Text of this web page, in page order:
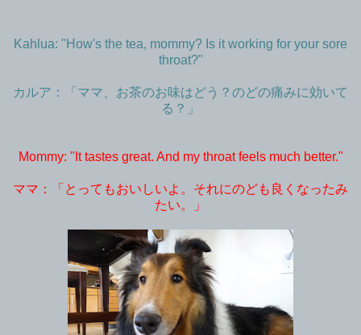
Kahlua: "How's the tea, mommy? Is it working for your sore
throat?"
カルア：「ママ、お茶のお味はどう？のどの痛みに効いて
る？」
Mommy: "It tastes great. And my throat feels much better."
ママ：「とってもおいしいよ。それにのども良くなったみ
たい。」